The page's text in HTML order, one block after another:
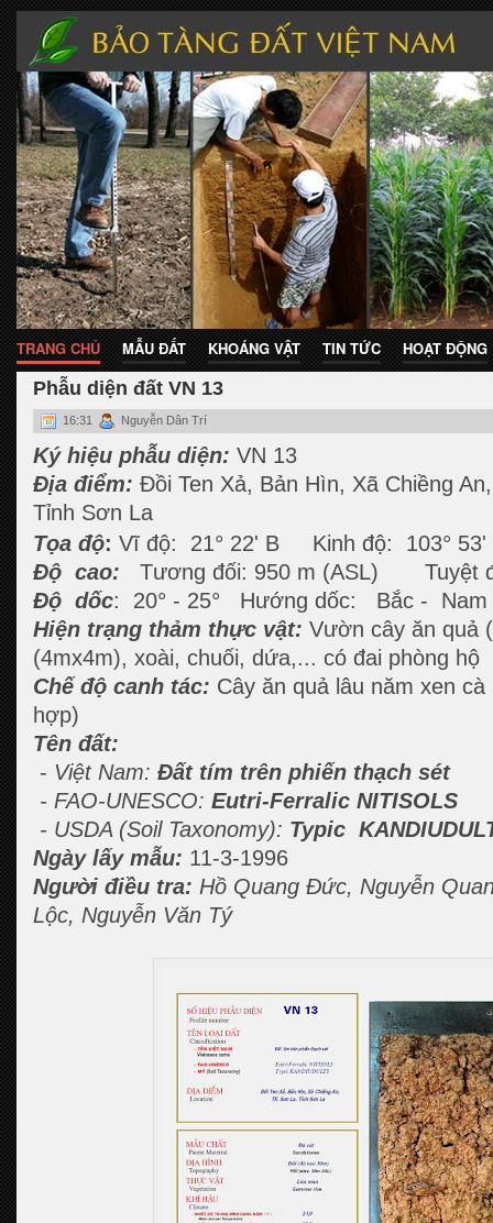
TRANG CHỦ MẪU ĐẤT KHOÁNG VẬT TIN TỨC HOẠT ĐỘNG
Phẫu diện đất VN 13
16:31 Nguyễn Dân Trí
Ký hiệu phẫu diện: VN 13
Địa điểm: Đồi Ten Xả, Bản Hìn, Xã Chiềng
Tỉnh Sơn La
Tọa độ: Vĩ độ: 21° 22' B Kinh độ: 103°
Độ cao: Tương đối: 950 m (ASL) Tuyệt
Độ dốc: 20° - 25° Hướng dốc:
Bắc - Nam
Hiện trạng thảm thực vật: Vườn cây ăn quả
(4mx4m), xoài, chuối, dứa,... có đai phòng hộ
Chế độ canh tác: Cây ăn quả lâu năm xen
hợp)
Tên đất:
- Việt Nam: Đất tím trên phiến thạch sét
- FAO-UNESCO: Eutri-Ferralic NITISOLS
- USDA (Soil Taxonomy): Typic
Ngày lấy mẫu: 11-3-1996
Người điều tra: Hồ Quang Đức, Nguyễn
Lộc, Nguyễn Văn Tý